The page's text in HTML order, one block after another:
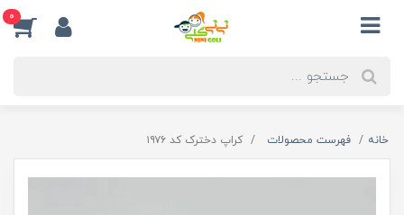
0
خانه فهرست محصولات کراپ دخترک کد ۱۹۷۶